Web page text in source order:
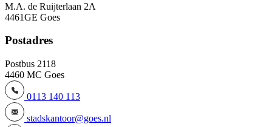
M.A. de Ruijterlaan 2A
4461GE Goes
Postadres
Postbus 2118
4460 MC Goes
0113 140 113
stadskantoor@goes.nl